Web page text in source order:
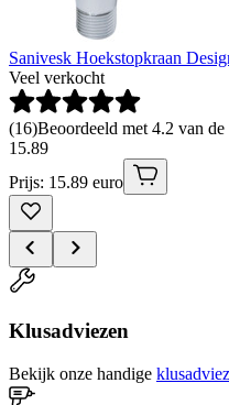
Sanivesk Hoekstopkraan
Veel verkocht
(16)Beoordeeld met 4.2 van
15.89
Prijs: 15.89 euro
Klusadviezen
Bekijk onze handige